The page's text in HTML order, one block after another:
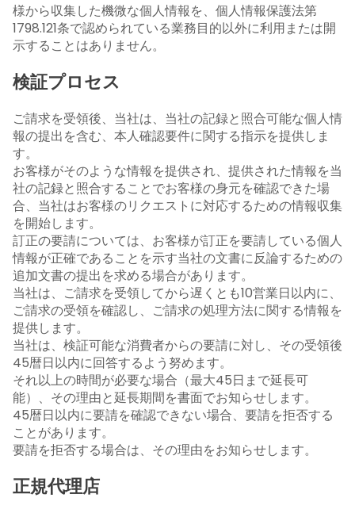
様から収集した機微な個人情報を、個人情報保護法第
1798.121条で認められている業務目的以外に利用または開
示することはありません。
検証プロセス
ご請求を受領後、当社は、当社の記録と照合可能な個人情
報の提出を含む、本人確認要件に関する指示を提供しま
す。
お客様がそのような情報を提供され、提供された情報を当
社の記録と照合することでお客様の身元を確認できた場
合、当社はお客様のリクエストに対応するための情報収集
を開始します。
訂正の要請については、お客様が訂正を要請している個人
情報が正確であることを示す当社の文書に反論するための
追加文書の提出を求める場合があります。
当社は、ご請求を受領してから遅くとも10営業日以内に、
ご請求の受領を確認し、ご請求の処理方法に関する情報を
提供します。
当社は、検証可能な消費者からの要請に対し、その受領後
45暦日以内に回答するよう努めます。
それ以上の時間が必要な場合（最大45日まで延長可
能）、その理由と延長期間を書面でお知らせします。
45暦日以内に要請を確認できない場合、要請を拒否する
ことがあります。
要請を拒否する場合は、その理由をお知らせします。
正規代理店